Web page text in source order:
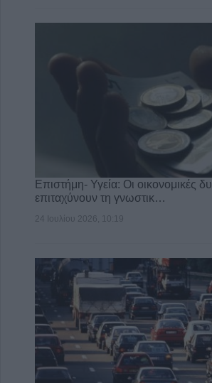
Επιστήμη- Υγεία: Οι οικονομικές
επιταχύνουν τη γνωστικ…
24 Ιουλίου 2026, 10:19